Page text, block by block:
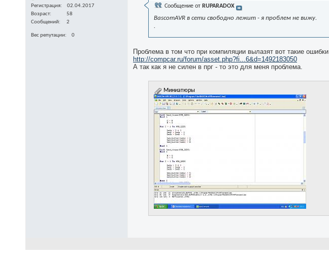
Регистрация
02.04.2017
Возраст
58
Сообщений
2
Вес репутации 0
Сообщение от RUPARADOX
BascomAVR в сети свободно лежит - я проблем не вижу.
.
Проблема в том что при компиляции вылазят вот такие ошибки
http://compcar.ru/forum/asset.php?fi...6&d=1492183050
А так как я не силен в прг - то это для меня проблема.
Миниатюры